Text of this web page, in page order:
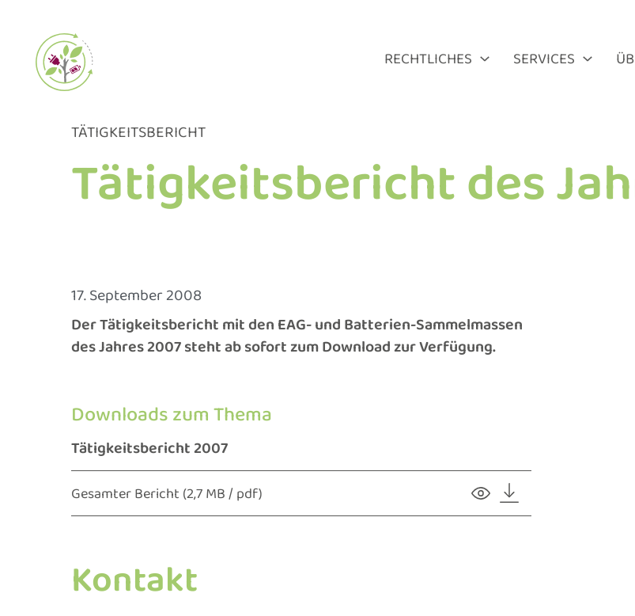
springen
RECHTLICHES SERVICES
TÄTIGKEITSBERICHT
Tätigkeitsbericht des
17. September 2008
Der Tätigkeitsbericht mit den EAG- und Batterien-Sammelmassen
des Jahres 2007 steht ab sofort zum Download zur Verfügung.
Downloads zum Thema
Tätigkeitsbericht 2007
Gesamter Bericht (2,7 MB / pdf)
Kontakt